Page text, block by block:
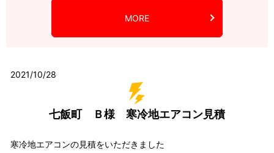
MORE
2021/10/28
七飯町 Ｂ様 寒冷地エアコン見積
寒冷地エアコンの見積をいただきました